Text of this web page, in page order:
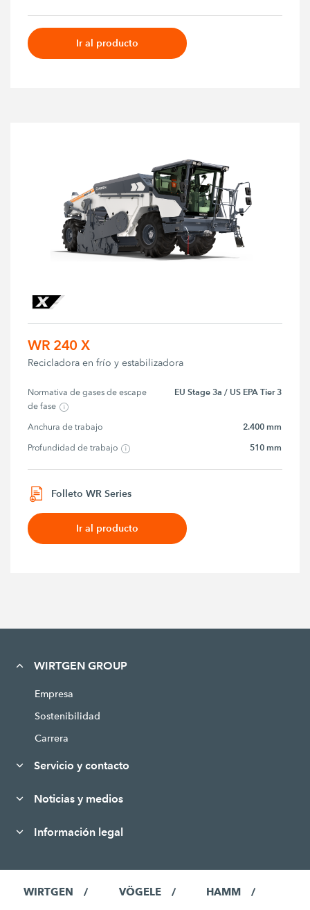
Ir al producto
WR 240 X
Recicladora en frío y estabilizadora
Normativa de gases de escape
de fase
EU Stage 3a / US EPA Tier 3
Anchura de trabajo 2.400 mm
Profundidad de trabajo 510 mm
Folleto WR Series
Ir al producto
WIRTGEN GROUP
Empresa
Sostenibilidad
Carrera
Servicio y contacto
Noticias y medios
Información legal
WIRTGEN VÖGELE HAMM